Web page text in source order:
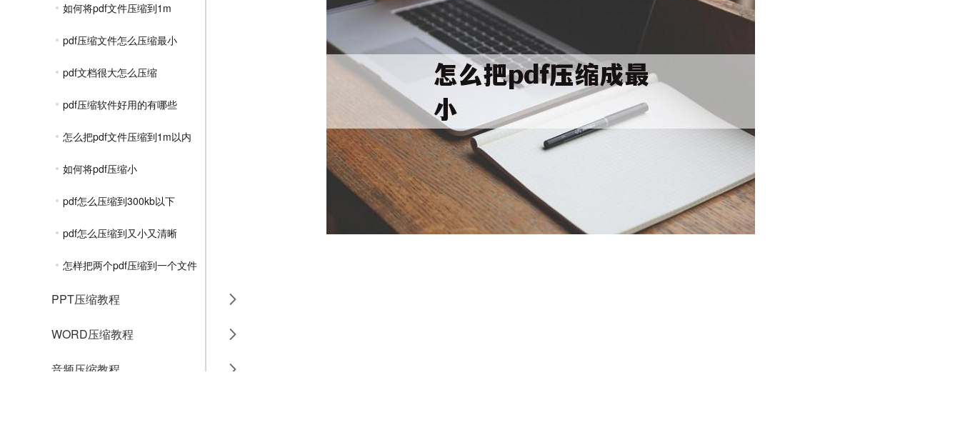
如何将pdf文件压缩到1m
pdf压缩文件怎么压缩最小
pdf文档很大怎么压缩
pdf压缩软件好用的有哪些
怎么把pdf文件压缩到1m以内
如何将pdf压缩小
pdf怎么压缩到300kb以下
pdf怎么压缩到又小又清晰
怎样把两个pdf压缩到一个文件
PPT压缩教程
WORD压缩教程
音频压缩教程